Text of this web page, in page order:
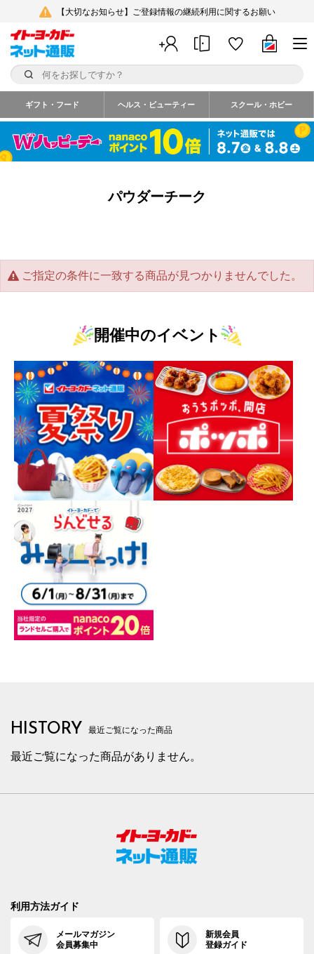
【大切なお知らせ】ご登録情報の継続利用に関するお願い
ギフト・フード ヘルス・ビューティー スクール・ホビー
パウダーチーク
ご指定の条件に一致する商品が見つかりませんでした。
開催中のイベント
HISTORY 最近ご覧になった商品
最近ご覧になった商品がありません。
利用方法ガイド
メールマガジン
会員募集中
新規会員
登録ガイド